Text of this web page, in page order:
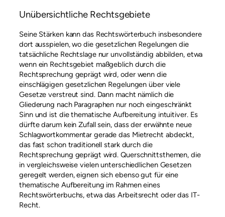
Unübersichtliche Rechtsgebiete
Seine Stärken kann das Rechtswörterbuch insbesondere
dort ausspielen, wo die gesetzlichen Regelungen die
tatsächliche Rechtslage nur unvollständig abbilden, etwa
wenn ein Rechtsgebiet maßgeblich durch die
Rechtsprechung geprägt wird, oder wenn die
einschlägigen gesetzlichen Regelungen über viele
Gesetze verstreut sind. Dann macht nämlich die
Gliederung nach Paragraphen nur noch eingeschränkt
Sinn und ist die thematische Aufbereitung intuitiver. Es
dürfte darum kein Zufall sein, dass der erwähnte neue
Schlagwortkommentar gerade das Mietrecht abdeckt,
das fast schon traditionell stark durch die
Rechtsprechung geprägt wird. Querschnittsthemen, die
in vergleichsweise vielen unterschiedlichen Gesetzen
geregelt werden, eignen sich ebenso gut für eine
thematische Aufbereitung im Rahmen eines
Rechtswörterbuchs, etwa das Arbeitsrecht oder das IT-
Recht.